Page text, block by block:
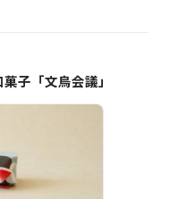
子「文鳥会議」